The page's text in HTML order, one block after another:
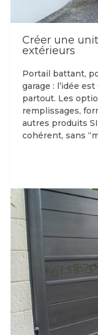
Créer une
extérieurs
Portail battant,
garage : l’idée
partout. Les
remplissages,
autres produits
cohérent, sans